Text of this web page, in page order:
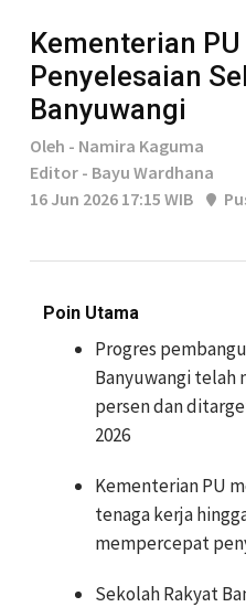
Kementerian
Penyelesaian
Banyuwangi
Oleh - Namira Kaguma
Editor - Bayu Wardhana
16 Jun 2026 17:15 WIB
Poin Utama
Progres
Banyuwangi telah
persen dan
2026
Kementerian PU
tenaga kerja
mempercepat
Sekolah Rakyat